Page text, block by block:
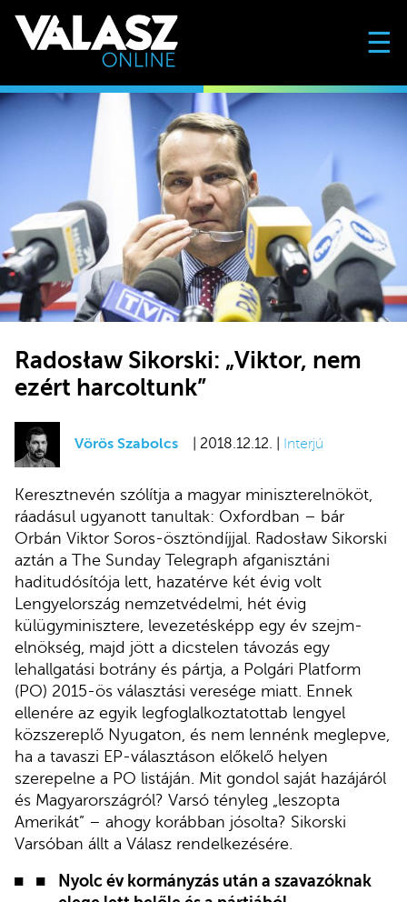
☰
Radosław Sikorski: „Viktor, nem
ezért harcoltunk”
Vörös Szabolcs | 2018.12.12. | Interjú
Keresztnevén szólítja a magyar miniszterelnököt,
ráadásul ugyanott tanultak: Oxfordban – bár
Orbán Viktor Soros-ösztöndíjjal. Radosław Sikorski
aztán a The Sunday Telegraph afganisztáni
haditudósítója lett, hazatérve két évig volt
Lengyelország nemzetvédelmi, hét évig
külügyminisztere, levezetésképp egy év szejm-
elnökség, majd jött a dicstelen távozás egy
lehallgatási botrány és pártja, a Polgári Platform
(PO) 2015-ös választási veresége miatt. Ennek
ellenére az egyik legfoglalkoztatottab lengyel
közszereplő Nyugaton, és nem lennénk meglepve,
ha a tavaszi EP-választáson előkelő helyen
szerepelne a PO listáján. Mit gondol saját hazájáról
és Magyarországról? Varsó tényleg „leszopta
Amerikát” – ahogy korábban jósolta? Sikorski
Varsóban állt a Válasz rendelkezésére.
Nyolc év kormányzás után a szavazóknak